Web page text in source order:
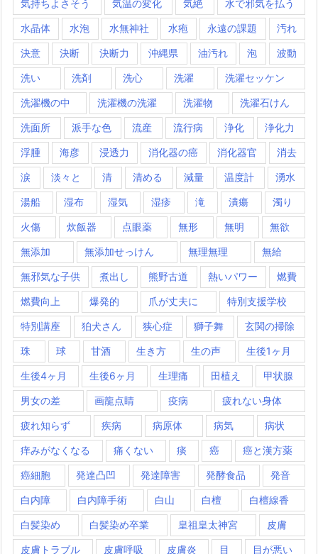
気持ちよさそう 気温の変化 気絶 水で邪気を払う
水晶体 水泡 水無神社 水疱 永遠の課題 汚れ
決意 決断 決断力 沖縄県 油汚れ 泡 波動
洗い 洗剤 洗心 洗濯 洗濯セッケン
洗濯機の中 洗濯機の洗濯 洗濯物 洗濯石けん
洗面所 派手な色 流産 流行病 浄化 浄化力
浮腫 海彦 浸透力 消化器の癌 消化器官 消去
涙 淡々と 清 清める 減量 温度計 湧水
湯船 湿布 湿気 湿疹 滝 潰瘍 濁り
火傷 炊飯器 点眼薬 無形 無明 無欲
無添加 無添加せっけん 無理無理 無給
無邪気な子供 煮出し 熊野古道 熱いパワー 燃費
燃費向上 爆発的 爪が丈夫に 特別支援学校
特別講座 狛犬さん 狭心症 獅子舞 玄関の掃除
珠 球 甘酒 生き方 生の声 生後1ヶ月
生後4ヶ月 生後6ヶ月 生理痛 田植え 甲状腺
男女の差 画龍点睛 疫病 疲れない身体
疲れ知らず 疾病 病原体 病気 病状
痒みがなくなる 痛くない 痰 癌 癌と漢方薬
癌細胞 発達凸凹 発達障害 発酵食品 発音
白内障 白内障手術 白山 白檀 白檀線香
白髪染め 白髪染め卒業 皇祖皇太神宮 皮膚
皮膚トラブル 皮膚呼吸 皮膚炎 目 目が悪い